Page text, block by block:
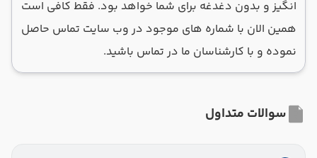
انگیز و بدون دغدغه برای شما خواهد بود. فقط کافی است
همین الان با شماره های موجود در وب سایت تماس حاصل
نموده و با کارشناسان ما در تماس باشید.
سوالات متداول